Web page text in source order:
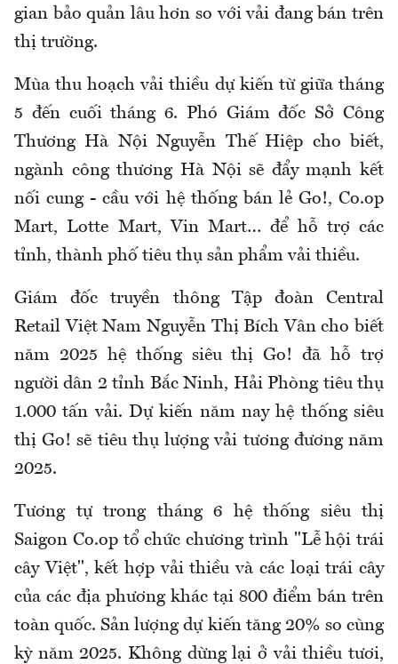
gian bảo quản lâu hơn so với vải đang bán trên
thị trường.
Mùa thu hoạch vải thiều dự kiến từ giữa tháng
5 đến cuối tháng 6. Phó Giám đốc Sở Công
Thương Hà Nội Nguyễn Thế Hiệp cho biết,
ngành công thương Hà Nội sẽ đẩy mạnh kết
nối cung - cầu với hệ thống bán lẻ Go!, Co.op
Mart, Lotte Mart, Vin Mart… để hỗ trợ các
tỉnh, thành phố tiêu thụ sản phẩm vải thiều.
Giám đốc truyền thông Tập đoàn Central
Retail Việt Nam Nguyễn Thị Bích Vân cho biết
năm 2025 hệ thống siêu thị Go! đã hỗ trợ
người dân 2 tỉnh Bắc Ninh, Hải Phòng tiêu thụ
1.000 tấn vải. Dự kiến năm nay hệ thống siêu
thị Go! sẽ tiêu thụ lượng vải tương đương năm
2025.
Tương tự trong tháng 6 hệ thống siêu thị
Saigon Co.op tổ chức chương trình "Lễ hội trái
cây Việt", kết hợp vải thiều và các loại trái cây
của các địa phương khác tại 800 điểm bán trên
toàn quốc. Sản lượng dự kiến tăng 20% so cùng
kỳ năm 2025. Không dừng lại ở vải thiều tươi,